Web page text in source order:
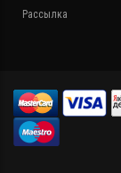
Рассылка